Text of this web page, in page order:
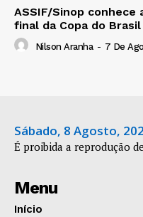
ASSIF/Sinop conhece
final da Copa do
Nilson Aranha - 7 De
Sábado, 8 Agosto,
É proibida a reprodução
Menu
Início